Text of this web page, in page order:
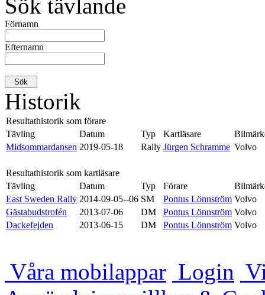
Sök tävlande
Förnamn
Efternamn
Historik
Resultathistorik som förare
Tävling
Datum Typ Kartläsare
Midsommardansen 2019-05-18 Rally Jürgen Schramme Volvo
Resultathistorik som kartläsare
Tävling
Datum Typ Förare
East Sweden Rally 2014-09-05--06 SM Pontus Lönnström Volvo
Gästabudstrofén
2013-07-06 DM Pontus Lönnström Volvo
Dackefejden
2013-06-15 DM Pontus Lönnström Volvo
Våra mobilappar Login